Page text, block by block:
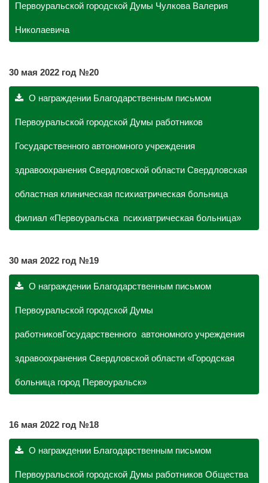
Первоуральской городской Думы Чулкова Валерия
Николаевича
30 мая 2022 год №20
О награждении Благодарственным письмом
Первоуральской городской Думы работников
Государственного автономного учреждения
здравоохранения Свердловской области Свердловская
областная клиническая психиатрическая больница
филиал «Первоуральска психиатрическая больница»
30 мая 2022 год №19
О награждении Благодарственным письмом
Первоуральской городской Думы
работниковГосударственного автономного учреждения
здравоохранения Свердловской области «Городская
больница город Первоуральск»
16 мая 2022 год №18
О награждении Благодарственным письмом
Первоуральской городской Думы работников Общества